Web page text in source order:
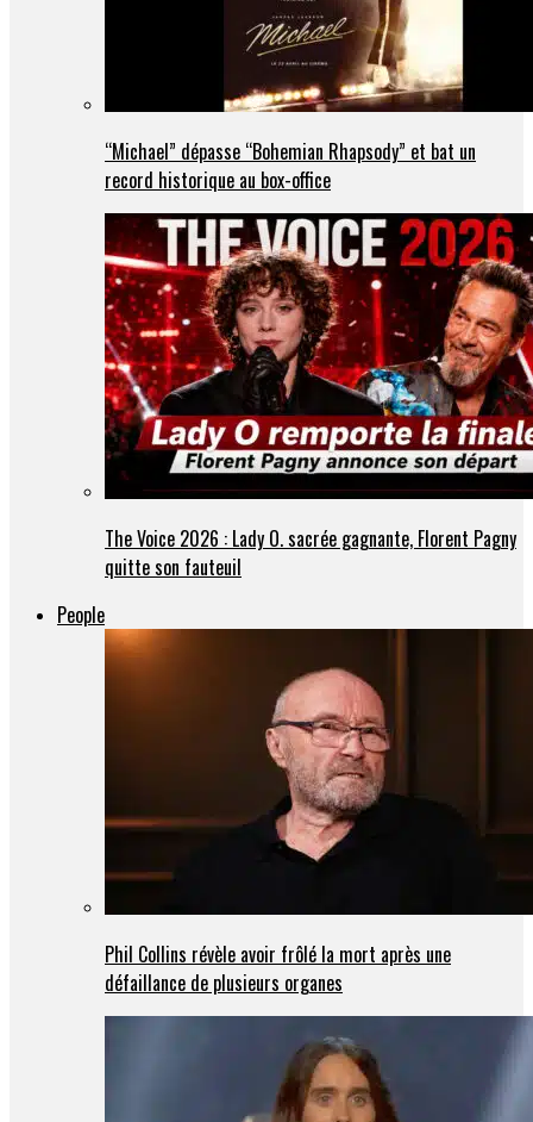
“Michael” dépasse “Bohemian Rhapsody” et bat un
record historique au box-office
The Voice 2026 : Lady O. sacrée gagnante, Florent Pagny
quitte son fauteuil
People
Phil Collins révèle avoir frôlé la mort après une
défaillance de plusieurs organes